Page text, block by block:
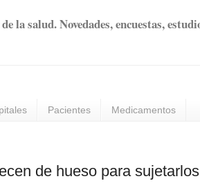
la salud. Novedades, encuestas,
Pacientes Medicamentos
de hueso para sujetarlos